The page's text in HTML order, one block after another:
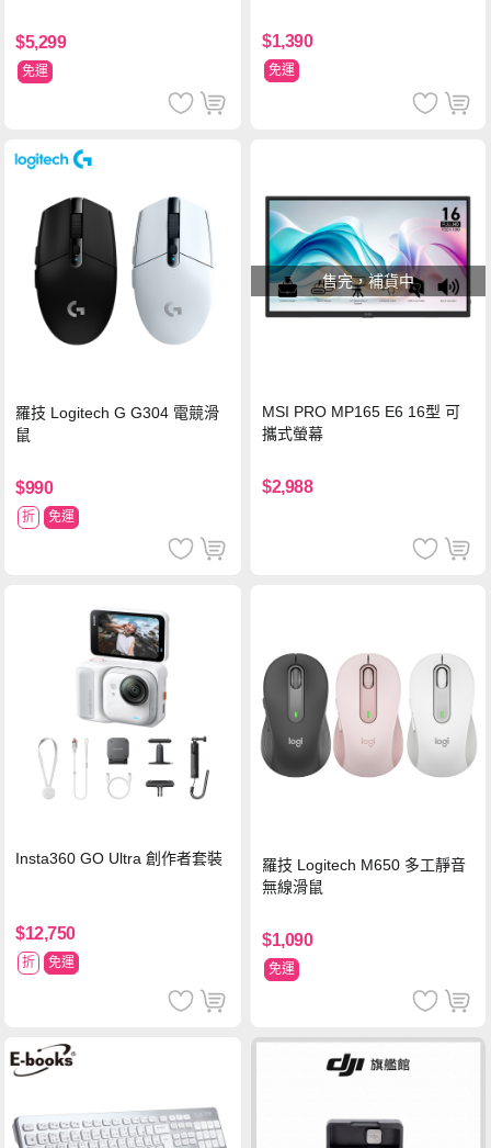
$5,299
免運
$1,390
免運
羅技 Logitech G G304 電競滑
鼠
$990
折 免運
售完，補貨中
MSI PRO MP165 E6 16型 可
攜式螢幕
$2,988
Insta360 GO Ultra 創作者套裝
$12,750
折 免運
羅技 Logitech M650 多工靜音
無線滑鼠
$1,090
免運